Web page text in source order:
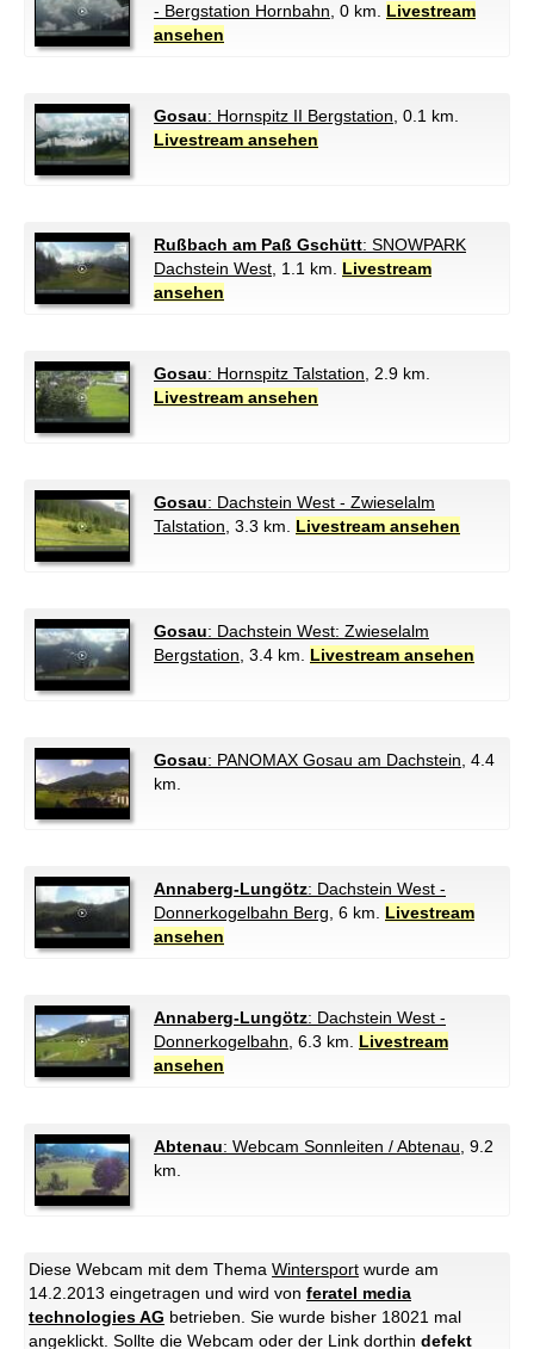
- Bergstation Hornbahn , 0 km. Livestream
ansehen
Gosau: Hornspitz II Bergstation , 0.1 km.
Livestream ansehen
Rußbach am Paß Gschütt: SNOWPARK
Dachstein West , 1.1 km. Livestream
ansehen
Gosau: Hornspitz Talstation , 2.9 km.
Livestream ansehen
Gosau: Dachstein West - Zwieselalm
Talstation , 3.3 km. Livestream ansehen
Gosau: Dachstein West: Zwieselalm
Bergstation , 3.4 km. Livestream ansehen
Gosau: PANOMAX Gosau am Dachstein , 4.4
km.
Annaberg-Lungötz: Dachstein West -
Donnerkogelbahn Berg , 6 km. Livestream
ansehen
Annaberg-Lungötz: Dachstein West -
Donnerkogelbahn , 6.3 km. Livestream
ansehen
Abtenau: Webcam Sonnleiten / Abtenau , 9.2
km.
Diese Webcam mit dem Thema Wintersport wurde am
14.2.2013 eingetragen und wird von feratel media
technologies AG betrieben. Sie wurde bisher 18021 mal
angeklickt. Sollte die Webcam oder der Link dorthin defekt